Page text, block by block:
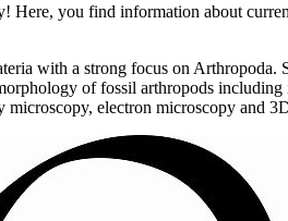
you find information about
with a strong focus on
of fossil arthropods
electron microscopy and